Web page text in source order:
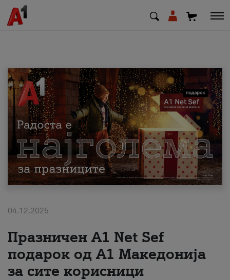
МК EN SQ
Приватни Деловни
Поддршка
Надополни кредит
За нас
#ПодобарОнлајн
04.12.2025
Празничен A1 Net Sеf
подарок од А1 Македонија
за сите корисници